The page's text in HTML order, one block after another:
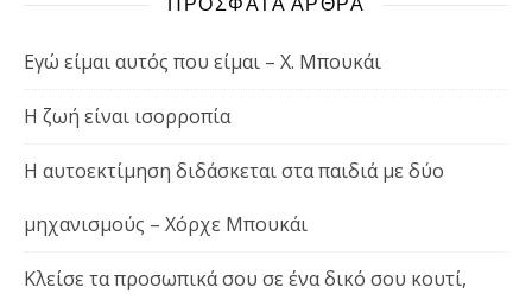
ΠΡΟΣΦΑΤΑ ΑΡΘΡΑ
Εγώ είμαι αυτός που είμαι – Χ. Μπουκάι
Η ζωή είναι ισορροπία
Η αυτοεκτίμηση διδάσκεται στα παιδιά με δύο
μηχανισμούς – Χόρχε Μπουκάι
Κλείσε τα προσωπικά σου σε ένα δικό σου κουτί,